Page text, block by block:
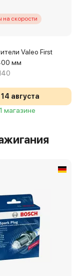
на скорости
Valeo First
мм
14 августа
магазине